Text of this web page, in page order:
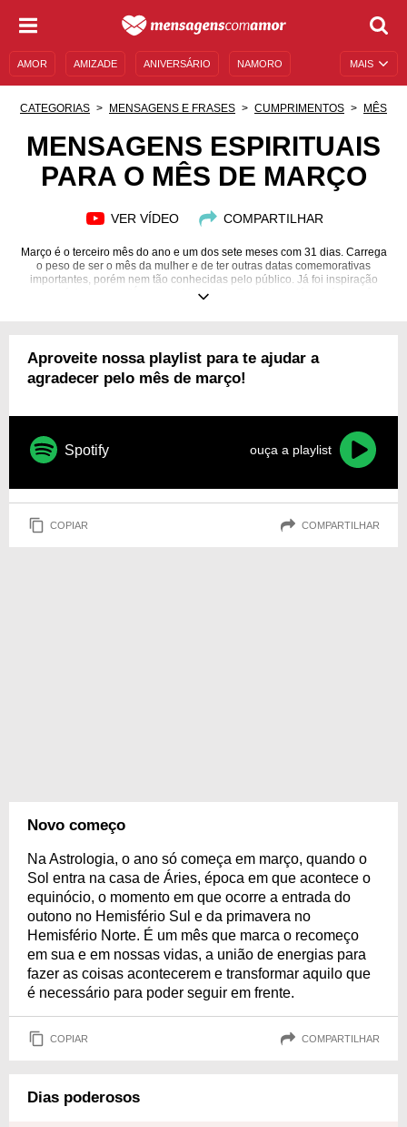
MAIS
AMOR AMIZADE ANIVERSÁRIO NAMORO
MENSAGENS E FRASES MENSAGENS DE ANIVERSÁRIO
CATEGORIAS MENSAGENS E FRASES CUMPRIMENTOS MÊS
MENSAGENS ESPIRITUAIS
PARA O MÊS DE MARÇO
VER VÍDEO COMPARTILHAR
Março é o terceiro mês do ano e um dos sete meses com 31 dias. Carrega
o peso de ser o mês da mulher e de ter outras datas comemorativas
importantes, porém nem tão conhecidas pelo público. Já foi inspiração
para músicas como "Águas de Março", de Tom Jobim, já que é um mês
mês símbolo de renovação. Venha se aprofundar nas vibrações espirituais
de março!
Aproveite nossa playlist para te ajudar a
agradecer pelo mês de março!
Spotify ouça a playlist
COPIAR COMPARTILHAR
Novo começo
Na Astrologia, o ano só começa em março, quando o
Sol entra na casa de Áries, época em que acontece o
equinócio, o momento em que ocorre a entrada do
outono no Hemisfério Sul e da primavera no
Hemisfério Norte. É um mês que marca o recomeço
em sua e em nossas vidas, a união de energias para
fazer as coisas acontecerem e transformar aquilo que
é necessário para poder seguir em frente.
COPIAR COMPARTILHAR
Dias poderosos